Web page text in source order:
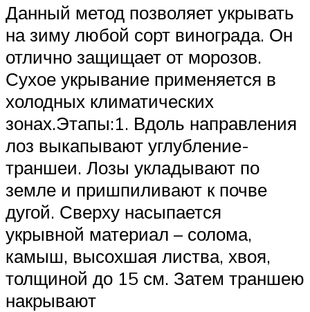
Данный метод позволяет укрывать
на зиму любой сорт винограда. Он
отлично защищает от морозов.
Сухое укрывание применяется в
холодных климатических
зонах.Этапы:1. Вдоль направления
лоз выкапывают углубление-
траншеи. Лозы укладывают по
земле и пришпиливают к почве
дугой. Сверху насыпается
укрывной материал – солома,
камыш, высохшая листва, хвоя,
толщиной до 15 см. Затем траншею
накрывают